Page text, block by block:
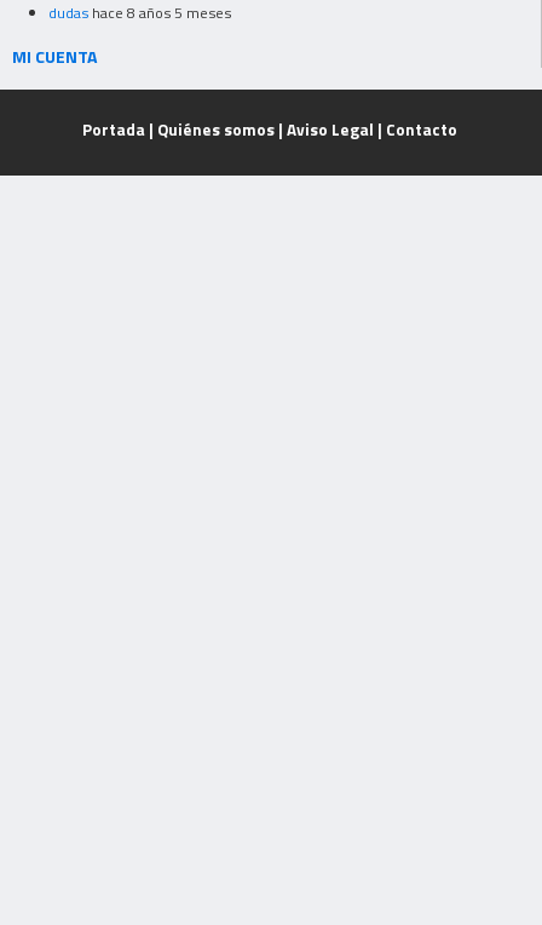
dudas hace 8 años 5 meses
MI CUENTA
Portada | Quiénes somos| Aviso Legal | Contacto